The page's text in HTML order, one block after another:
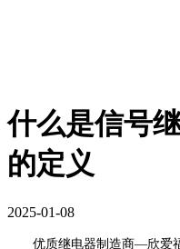
什么是信号
的定义
2025-01-08
优质继电器制造商—欣爱福